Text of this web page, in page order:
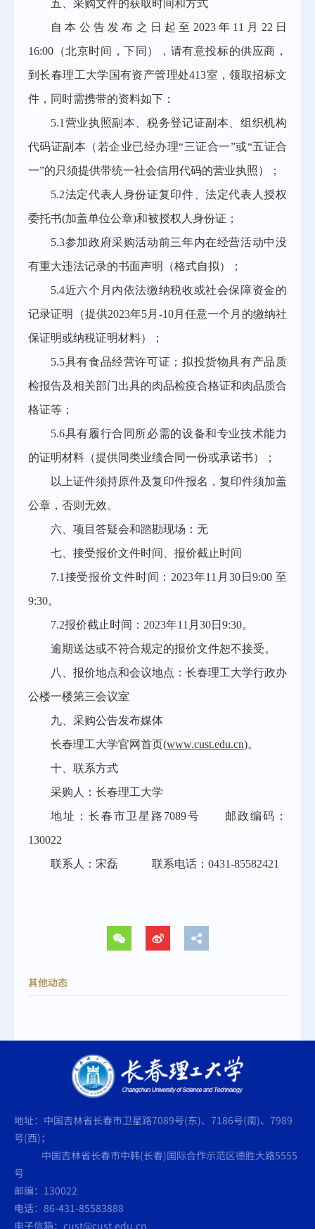
五、采购文件的获取时间和方式
自本公告发布之日起至2023年11月22日
16:00（北京时间，下同），请有意投标的供应商，
到长春理工大学国有资产管理处413室，领取招标文
件，同时需携带的资料如下：
5.1营业执照副本、税务登记证副本、组织机构
代码证副本（若企业已经办理“三证合一”或“五证合
一”的只须提供带统一社会信用代码的营业执照）；
5.2法定代表人身份证复印件、法定代表人授权
委托书(加盖单位公章)和被授权人身份证；
5.3参加政府采购活动前三年内在经营活动中没
有重大违法记录的书面声明（格式自拟）；
5.4近六个月内依法缴纳税收或社会保障资金的
记录证明（提供2023年5月-10月任意一个月的缴纳社
保证明或纳税证明材料）；
5.5具有食品经营许可证；拟投货物具有产品质
检报告及相关部门出具的肉品检疫合格证和肉品质合
格证等；
5.6具有履行合同所必需的设备和专业技术能力
的证明材料（提供同类业绩合同一份或承诺书）；
以上证件须持原件及复印件报名，复印件须加盖
公章，否则无效。
六、项目答疑会和踏勘现场：无
七、接受报价文件时间、报价截止时间
7.1接受报价文件时间：2023年11月 30日9:00 至
9:30。
7.2报价截止时间：2023年11月30日9:30。
逾期送达或不符合规定的报价文件恕不接受。
八、报价地点和会议地点：长春理工大学行政办
公楼一楼第三会议室
九、采购公告发布媒体
长春理工大学官网首页(www.cust.edu.cn)。
十、联系方式
采购人：长春理工大学
地址：长春市卫星路7089号 邮政编码：
130022
联系人：宋磊
联系电话： 0431-85582421
其他动态
地址：中国吉林省长春市卫星路7089号(东)、7186号(南)、7989
号(西)；
中国吉林省长春市中韩(长春)国际合作示范区德胜大路5555
号
邮编：130022
电话：86-431-85583888
电子信箱：cust@cust.edu.cn